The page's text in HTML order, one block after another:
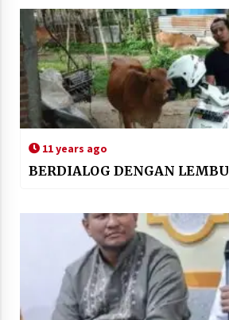
11 years ago
BERDIALOG DENGAN LEMBU